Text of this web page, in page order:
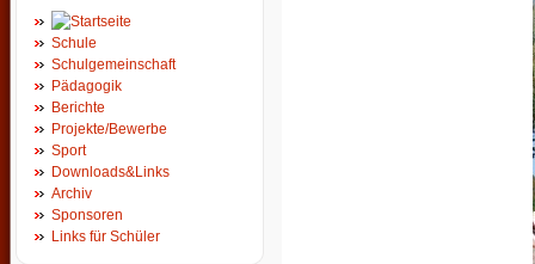
Schule
Schulgemeinschaft
Pädagogik
Berichte
Projekte/Bewerbe
Sport
Downloads&Links
Archiv
Sponsoren
Links für Schüler